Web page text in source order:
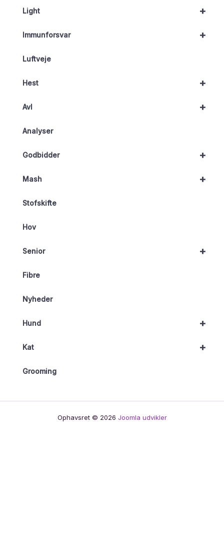
+
Light
+
Immunforsvar
Luftveje
+
Hest
+
Avl
Analyser
+
Godbidder
+
Mash
Stofskifte
Hov
+
Senior
Fibre
Nyheder
+
Hund
+
Kat
Grooming
Ophavsret © 2026 Joomla udvikler